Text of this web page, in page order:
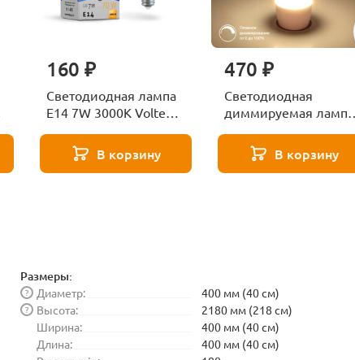
160 ₽
Светодиодная лампа
E14 7W 3000K Voltega
В корзину
470 ₽
Светодиодная
диммируемая лампа
Elektrostandard
BLE1448
В корзину
Размеры:
Диаметр:
?
400 мм (40 см)
Высота:
?
2180 мм (218 см)
Ширина:
400 мм (40 см)
Длина:
400 мм (40 см)